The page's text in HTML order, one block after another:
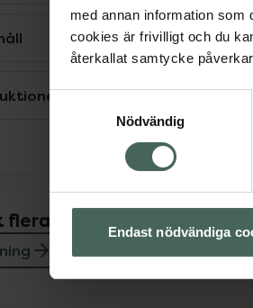
med annan information som
cookies är frivilligt och du
återkallat samtycke
Samtyckesval
Nödvändig
Endast nödvändiga
produkter inom